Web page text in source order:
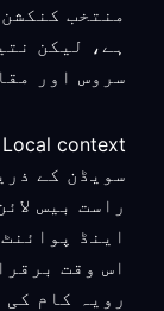
منتخب
ہے، لیکن
سروس اور
Local context
سویڈن کے
راست بیس
اینڈ
اس وقت
رویہ کام